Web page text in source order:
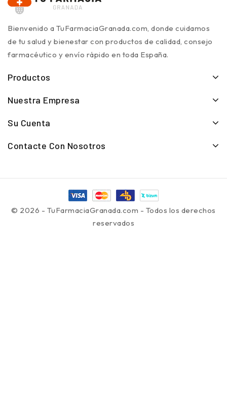
Bienvenido a TuFarmaciaGranada.com, donde cuidamos
de tu salud y bienestar con productos de calidad, consejo
farmacéutico y envío rápido en toda España.
Productos
Nuestra Empresa
Su Cuenta
Contacte Con Nosotros
© 2026 - TuFarmaciaGranada.com - Todos los derechos
reservados